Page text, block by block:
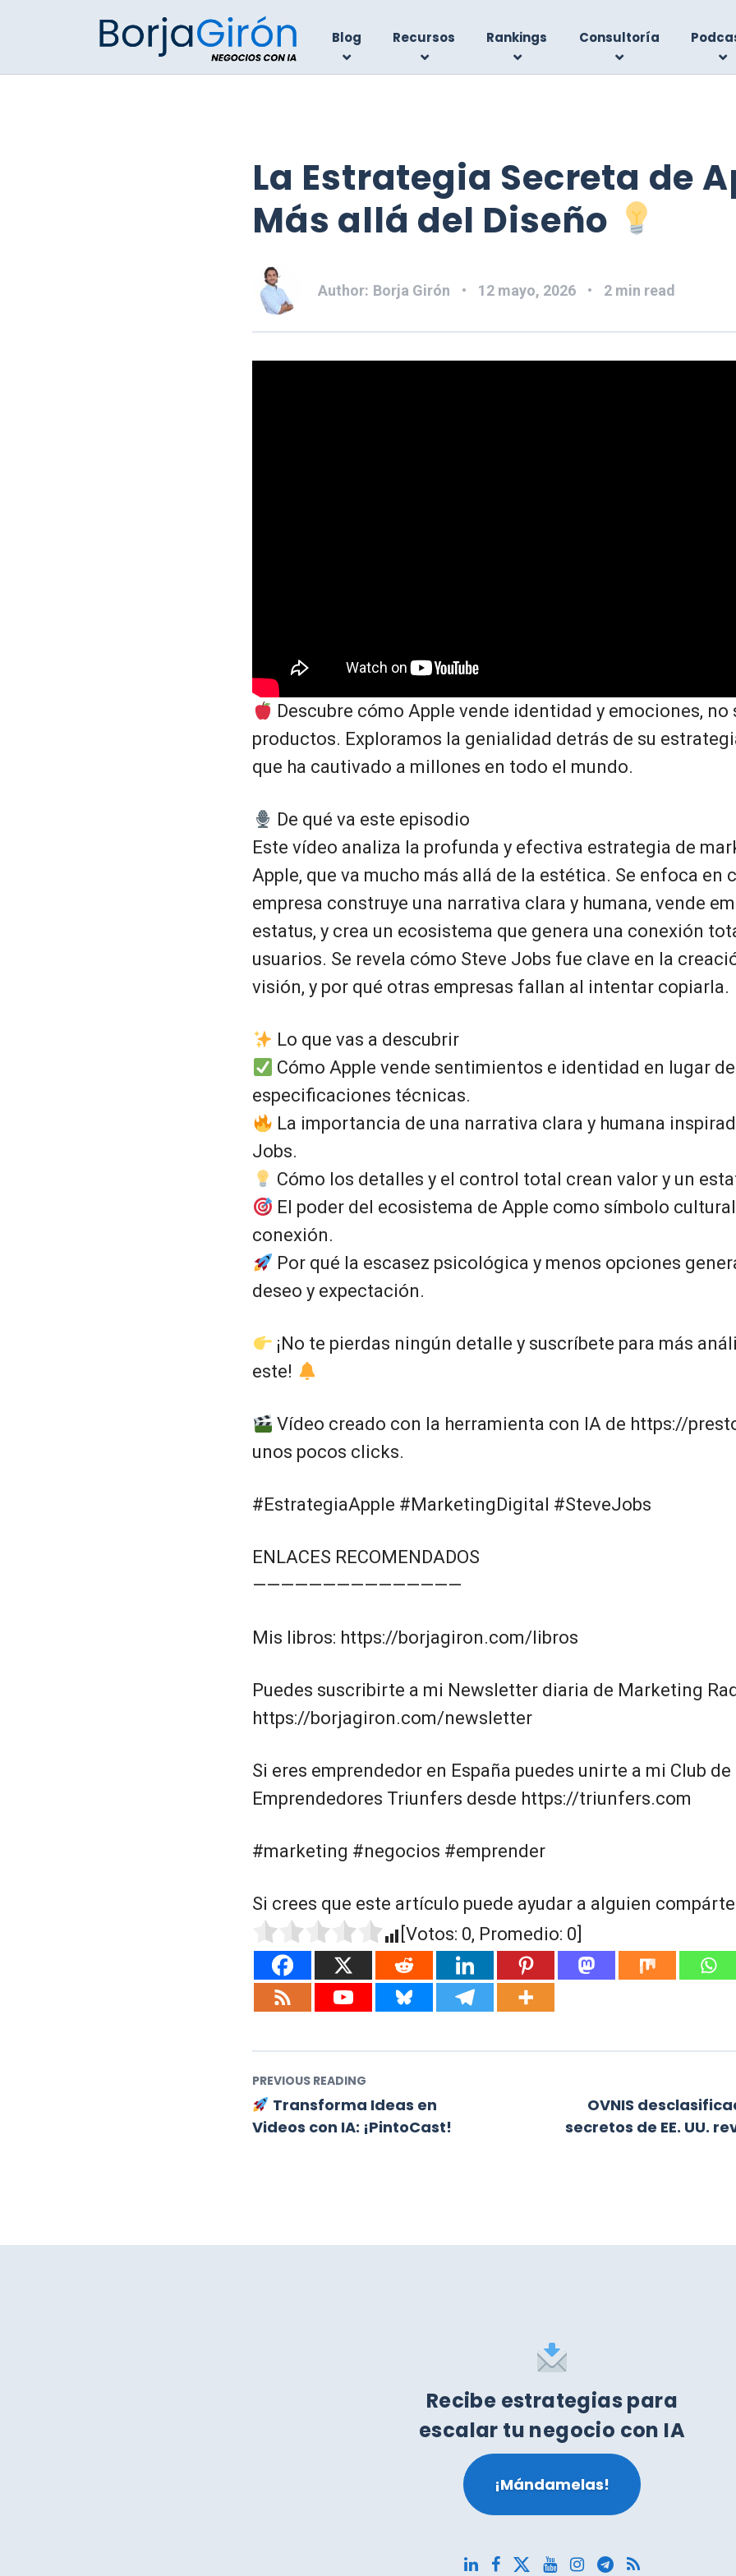
Blog Recursos Rankings Consultoría
La Estrategia Secreta de
Más allá del Diseño
Author: Borja Girón 12 mayo, 2026 2 min read
Descubre cómo Apple vende identidad y emociones, no
productos. Exploramos la genialidad detrás de su
que ha cautivado a millones en todo el mundo.
De qué va este episodio
Este vídeo analiza la profunda y efectiva estrategia de
Apple, que va mucho más allá de la estética. Se enfoca en
empresa construye una narrativa clara y humana, vende
estatus, y crea un ecosistema que genera una conexión
usuarios. Se revela cómo Steve Jobs fue clave en la
visión, y por qué otras empresas fallan al intentar copiarla.
Lo que vas a descubrir
Cómo Apple vende sentimientos e identidad en lugar
especificaciones técnicas.
La importancia de una narrativa clara y humana
Jobs.
Cómo los detalles y el control total crean valor y un
El poder del ecosistema de Apple como símbolo
conexión.
Por qué la escasez psicológica y menos opciones
deseo y expectación.
¡No te pierdas ningún detalle y suscríbete para más
este!
Vídeo creado con la herramienta con IA de https://
unos pocos clicks.
#EstrategiaApple #MarketingDigital #SteveJobs
ENLACES RECOMENDADOS
———————————————
Mis libros: https://borjagiron.com/libros
Puedes suscribirte a mi Newsletter diaria de Marketing
https://borjagiron.com/newsletter
Si eres emprendedor en España puedes unirte a mi Club de
Emprendedores Triunfers desde https://triunfers.com
#marketing #negocios #emprender
Si crees que este artículo puede ayudar a alguien
[Votos: 0, Promedio: 0
PREVIOUS READING
Transforma Ideas en
Videos con IA: ¡PintoCast!
OVNIS
secretos de EE. UU.
Recibe estrategias para
escalar tu negocio con IA
¡Mándamelas!